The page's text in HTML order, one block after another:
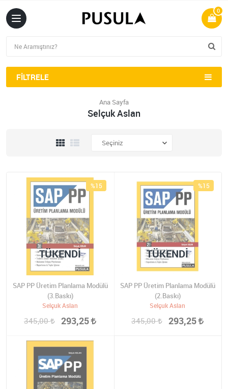
0
FILTRELE
Ana Sayfa
Selçuk Aslan
SAP PP Üretim Planlama Modülü
(3.Baskı)
Selçuk Aslan
345,00 293,25
%15
TÜKENDI
SAP PP Üretim Planlama Modülü
(2.Baskı)
Selçuk Aslan
345,00 293,25
%15
TÜKENDI